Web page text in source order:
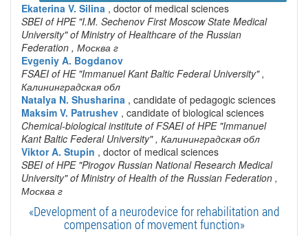
Ekaterina V. Silina , doctor of medical sciences
SBEI of HPE "I.M. Sechenov First Moscow State Medical
University" of Ministry of Healthcare of the Russian
Federation , Москва г
Evgeniy A. Bogdanov
FSAEI of HE "Immanuel Kant Baltic Federal University" ,
Калининградская обл
Natalya N. Shusharina , candidate of pedagogic sciences
Maksim V. Patrushev , candidate of biological sciences
Chemical-biological institute of FSAEI of HPE "Immanuel
Kant Baltic Federal University" , Калининградская обл
Viktor A. Stupin , doctor of medical sciences
SBEI of HPE "Pirogov Russian National Research Medical
University" of Ministry of Health of the Russian Federation ,
Москва г
«Development of a neurodevice for rehabilitation and
compensation of movement function»